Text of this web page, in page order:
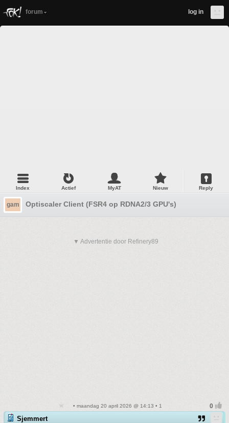
forum log in
Index Actief MyAT Nieuw Reply
gam Optiscaler Client (FSR4 op RDNA2/3 GPU's)
▼ Advertentie door Refinery89
• maandag 20 april 2026 @ 14:13 • 1
Sjemmert